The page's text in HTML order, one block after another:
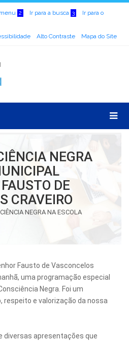
2 Ir para a busca 3
Ir para o
Alto Contraste Mapa do Site
NEGRA
DE
CRAVEIRO
NEGRA NA ESCOLA
Fausto de Vasconcelos
uma programação especial
Negra. Foi um
respeito e valorização da nossa
diversas apresentações que